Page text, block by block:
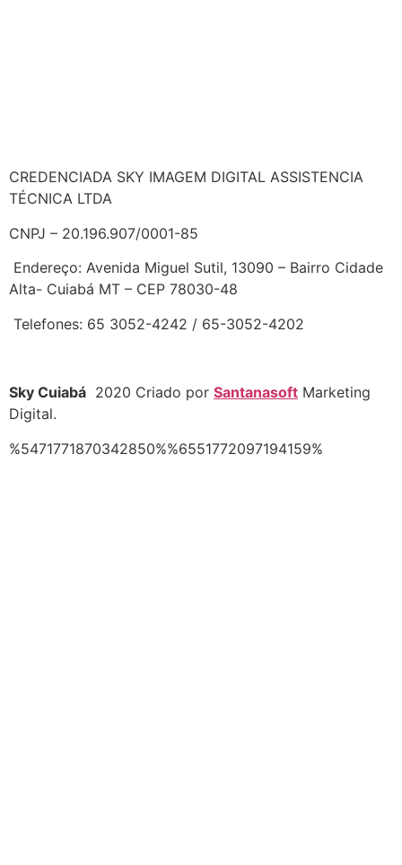
CREDENCIADA SKY IMAGEM DIGITAL ASSISTENCIA
TÉCNICA LTDA
CNPJ – 20.196.907/0001-85
Endereço: Avenida Miguel Sutil, 13090 – Bairro Cidade
Alta- Cuiabá MT – CEP 78030-48
Telefones: 65 3052-4242 / 65-3052-4202
Sky Cuiabá 2020 Criado por Santanasoft Marketing
Digital.
%5471771870342850%%6551772097194159%